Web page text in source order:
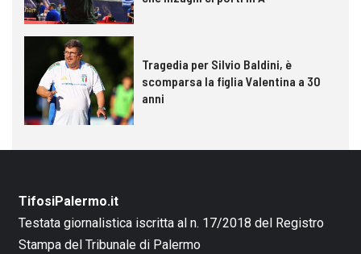
Tragedia per Silvio Baldini, è
scomparsa la figlia Valentina a 30
anni
TifosiPalermo.it
Testata giornalistica iscritta al n. 17/2018 del Registro
Stampa del Tribunale di Palermo